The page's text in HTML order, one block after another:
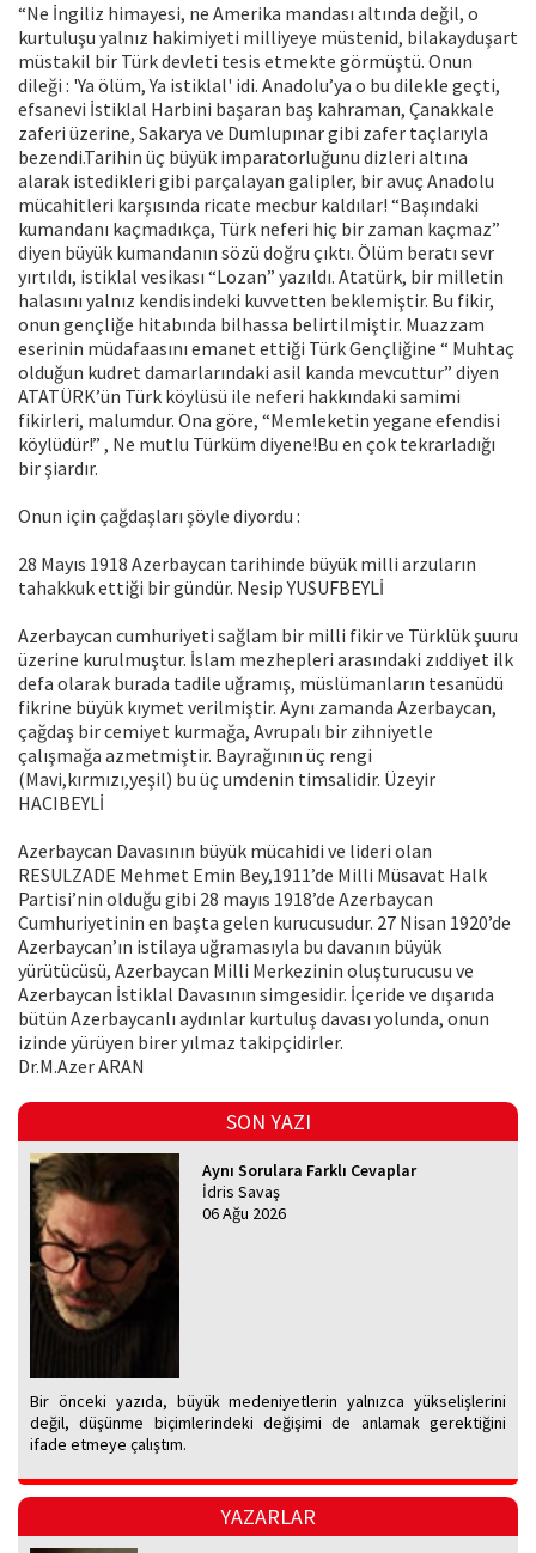
“Ne İngiliz himayesi, ne Amerika mandası altında değil, o
kurtuluşu yalnız hakimiyeti milliyeye müstenid, bilakayduşart
müstakil bir Türk devleti tesis etmekte görmüştü. Onun
dileği : 'Ya ölüm, Ya istiklal' idi. Anadolu’ya o bu dilekle geçti,
efsanevi İstiklal Harbini başaran baş kahraman, Çanakkale
zaferi üzerine, Sakarya ve Dumlupınar gibi zafer taçlarıyla
bezendi.Tarihin üç büyük imparatorluğunu dizleri altına
alarak istedikleri gibi parçalayan galipler, bir avuç Anadolu
mücahitleri karşısında ricate mecbur kaldılar! “Başındaki
kumandanı kaçmadıkça, Türk neferi hiç bir zaman kaçmaz”
diyen büyük kumandanın sözü doğru çıktı. Ölüm beratı sevr
yırtıldı, istiklal vesikası “Lozan” yazıldı. Atatürk, bir milletin
halasını yalnız kendisindeki kuvvetten beklemiştir. Bu fikir,
onun gençliğe hitabında bilhassa belirtilmiştir. Muazzam
eserinin müdafaasını emanet ettiği Türk Gençliğine “ Muhtaç
olduğun kudret damarlarındaki asil kanda mevcuttur” diyen
ATATÜRK’ün Türk köylüsü ile neferi hakkındaki samimi
fikirleri, malumdur. Ona göre, “Memleketin yegane efendisi
köylüdür!” , Ne mutlu Türküm diyene!Bu en çok tekrarladığı
bir şiardır.
Onun için çağdaşları şöyle diyordu :
28 Mayıs 1918 Azerbaycan tarihinde büyük milli arzuların
tahakkuk ettiği bir gündür. Nesip YUSUFBEYLİ
Azerbaycan cumhuriyeti sağlam bir milli fikir ve Türklük şuuru
üzerine kurulmuştur. İslam mezhepleri arasındaki zıddiyet ilk
defa olarak burada tadile uğramış, müslümanların tesanüdü
fikrine büyük kıymet verilmiştir. Aynı zamanda Azerbaycan,
çağdaş bir cemiyet kurmağa, Avrupalı bir zihniyetle
çalışmağa azmetmiştir. Bayrağının üç rengi
(Mavi,kırmızı,yeşil) bu üç umdenin timsalidir. Üzeyir
HACIBEYLİ
Azerbaycan Davasının büyük mücahidi ve lideri olan
RESULZADE Mehmet Emin Bey,1911’de Milli Müsavat Halk
Partisi’nin olduğu gibi 28 mayıs 1918’de Azerbaycan
Cumhuriyetinin en başta gelen kurucusudur. 27 Nisan 1920’de
Azerbaycan’ın istilaya uğramasıyla bu davanın büyük
yürütücüsü, Azerbaycan Milli Merkezinin oluşturucusu ve
Azerbaycan İstiklal Davasının simgesidir. İçeride ve dışarıda
bütün Azerbaycanlı aydınlar kurtuluş davası yolunda, onun
izinde yürüyen birer yılmaz takipçidirler.
Dr.M.Azer ARAN
SON YAZI
Aynı Sorulara Farklı Cevaplar
İdris Savaş
06 Ağu 2026
Bir önceki yazıda, büyük medeniyetlerin yalnızca yükselişlerini
değil, düşünme biçimlerindeki değişimi de anlamak gerektiğini
ifade etmeye çalıştım.
YAZARLAR